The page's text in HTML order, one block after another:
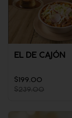
EL DE CAJÓN
$199.00
$239.00